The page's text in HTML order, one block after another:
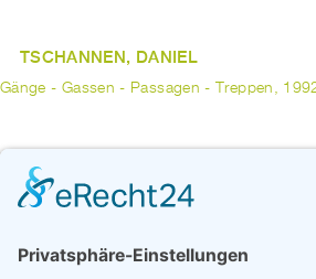
TSCHANNEN, DANIEL
Gänge - Gassen - Passagen - Treppen,
TUAILLON, LOUIS
Denkmal für Kaiser Friedrich III, 1905
Rosselenker, 1902